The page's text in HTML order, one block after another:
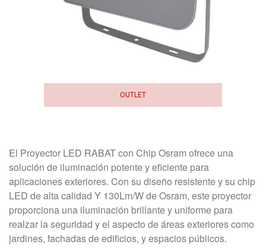
OUTLET
El Proyector LED RABAT con Chip Osram ofrece una
solución de iluminación potente y eficiente para
aplicaciones exteriores. Con su diseño resistente y su chip
LED de alta calidad Y 130Lm/W de Osram, este proyector
proporciona una iluminación brillante y uniforme para
realzar la seguridad y el aspecto de áreas exteriores como
jardines, fachadas de edificios, y espacios públicos.